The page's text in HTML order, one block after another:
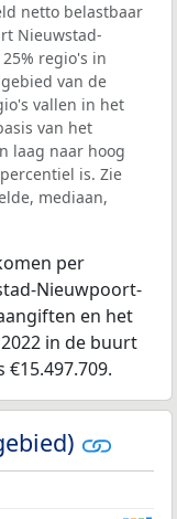
netto belastbaar
Nieuwstad-
regio's in
van de
vallen in het
van het
laag naar hoog
is. Zie
mediaan,
per
Nieuwpoort-
en het
in de buurt